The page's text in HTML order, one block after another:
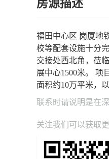
房源描述
福田中心区 岗厦地
校等配套设施十分
交接处西北角，莅
展中心1500米。 项
面积约10万平米，
联系时请说明是在
关注我们可以获取